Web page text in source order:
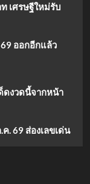
เศรษฐีใหม่รับ
ออกอีกแล้ว
ดงวดนี้จากหน้า
. 69 ส่องเลขเด่น